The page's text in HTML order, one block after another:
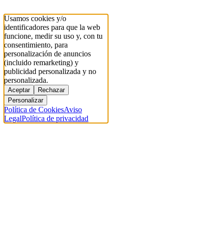
Usamos cookies y/o
identificadores para que la web
funcione, medir su uso y, con tu
consentimiento, para
personalización de anuncios
(incluido remarketing) y
publicidad personalizada y no
personalizada.
Aceptar
Rechazar
Personalizar
Política de CookiesAviso
LegalPolítica de privacidad